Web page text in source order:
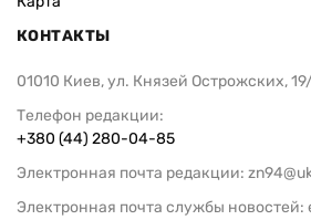
КОНТАКТЫ
01010 Киев, ул. Князей Острожских,
Телефон редакции:
+380 (44) 280-04-85
Электронная почта редакции:
Электронная почта службы новостей: